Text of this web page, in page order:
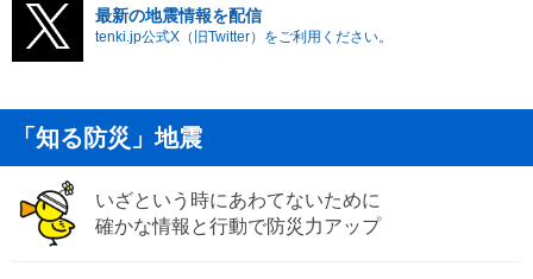
最新の地震情報を配信
tenki.jp公式X（旧Twitter）をご利用ください。
「知る防災」地震
いざという時にあわてないために
確かな情報と行動で防災力アップ